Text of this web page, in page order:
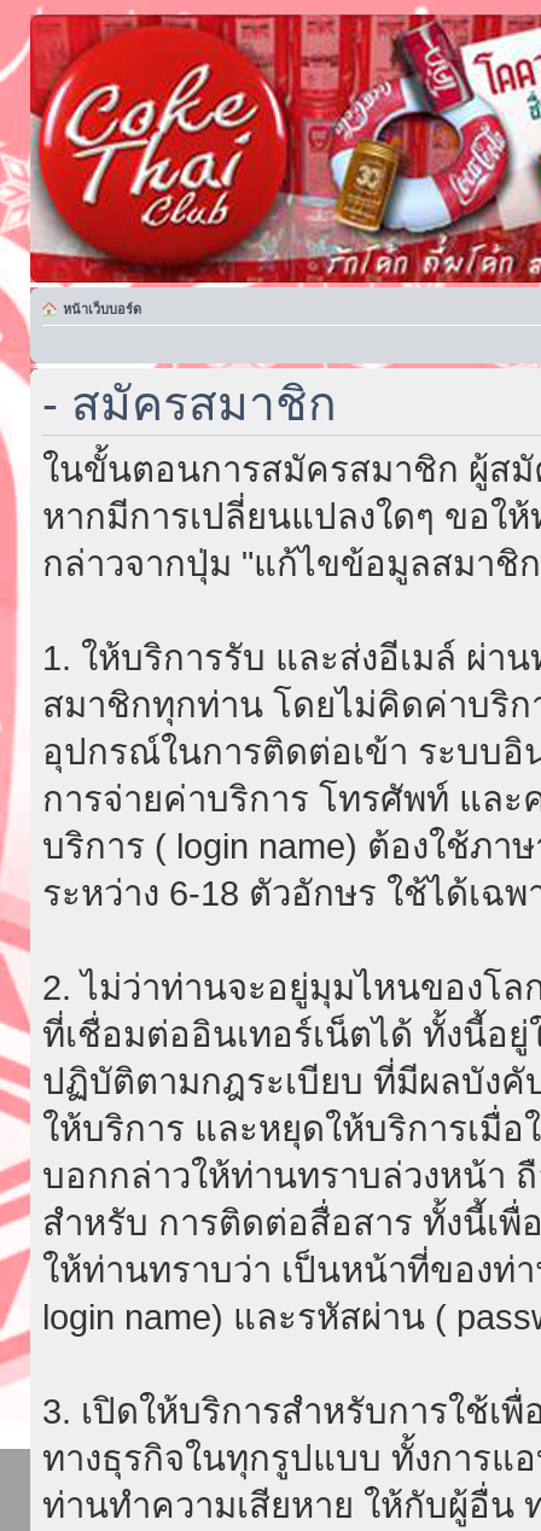
หน้าเว็บบอร์ด
- สมัครสมาชิก
ในขั้นตอนการสมัครสมาชิก ผู้ส
หากมีการเปลี่ยนแปลงใดๆ ขอใ
กล่าวจากปุ่ม "แก้ไขข้อมูลสมาชิ
1. ให้บริการรับ และส่งอีเมล์ ผ่า
สมาชิกทุกท่าน โดยไม่คิดค่าบริก
อุปกรณ์ในการติดต่อเข้า ระบบอิ
การจ่ายค่าบริการ โทรศัพท์ และ
บริการ ( login name) ต้องใช้ภ
ระหว่าง 6-18 ตัวอักษร ใช้ได้เฉ
2. ไม่ว่าท่านจะอยู่มุมไหนของโล
ที่เชื่อมต่ออินเทอร์เน็ตได้ ทั้งนี้อ
ปฏิบัติตามกฎระเบียบ ที่มีผลบังคั
ให้บริการ และหยุดให้บริการเมื่
บอกกล่าวให้ท่านทราบล่วงหน้า
สำหรับ การติดต่อสื่อสาร ทั้งนี้เพื่
ให้ท่านทราบว่า เป็นหน้าที่ของท่
login name) และรหัสผ่าน (
3. เปิดให้บริการสำหรับการใช้เ
ทางธุรกิจในทุกรูปแบบ ทั้งการแ
ท่านทำความเสียหาย ให้กับผู้อื่น